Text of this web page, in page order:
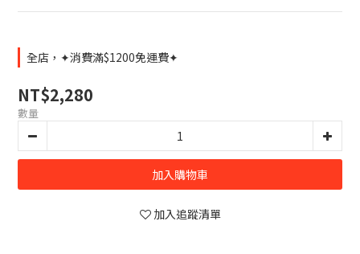
全店，✦消費滿$1200免運費✦
NT$2,280
數量
加入購物車
加入追蹤清單